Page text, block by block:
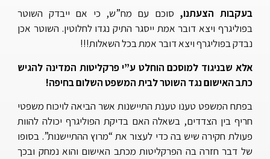
בעקבות הצעתנו, סוכם עם מח”ש, כי אם ייבדק השוטר
בפוליגרף ויצא דובר אמת ייסגר התיק נגדו לחלוטין. השוטר אכן
נבדק בפוליגרף ויצא דובר אמת בכל השאלות!!!
אלא שבניגוד למוסכם הוחלט ע”י פרקליטות המדינה להגיש
כתב האישום נגד השוטר לבית המשפט השלום בחיפה!
בפתח המשפט טענו טענת התיישנות אשר הביאה לויכוח משפטי
חריף בין הצדדים, בשאלה האם בדיקת הפוליגרף יכולה להוות
פעולת חקירה שיש בה כדי לעצור את “מרוץ ההתיישנות”. בסופו
של דבר חזרה בה הפרקליטות מכתב האישום והוא נמחק ובכך